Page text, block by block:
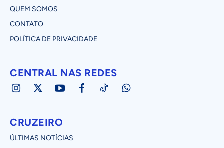
QUEM SOMOS
CONTATO
POLÍTICA DE PRIVACIDADE
CENTRAL NAS REDES
CRUZEIRO
ÚLTIMAS NOTÍCIAS